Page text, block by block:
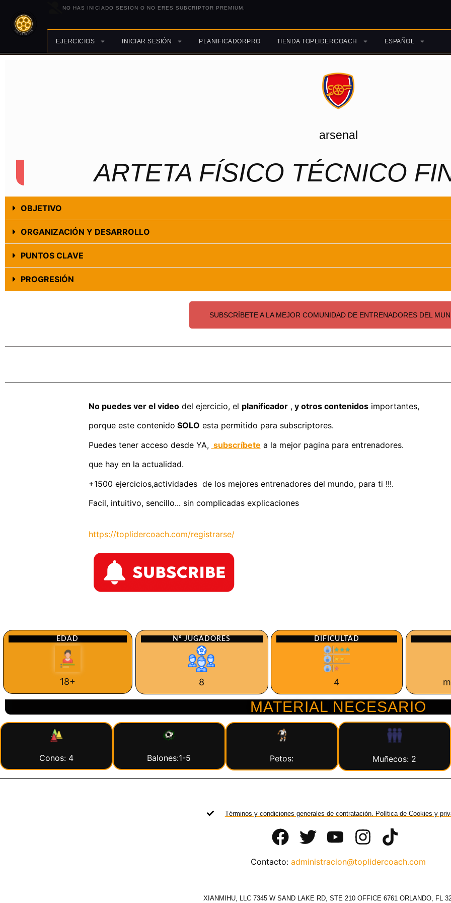
NO HAS INICIADO SESION O NO ERES SUBCRIPTOR PREMIUM.
EJERCICIOS INICIAR SESIÓN PLANIFICADORPRO TIENDA TOPLIDERCOACH ESPAÑOL
arsenal
ARTETA FÍSICO TÉCNICO
OBJETIVO
ORGANIZACIÓN Y DESARROLLO
PUNTOS CLAVE
PROGRESIÓN
SUBSCRÍBETE A LA MEJOR COMUNIDAD DE ENTRENADORES DEL
No puedes ver el videodel ejercicio, el planificador,y otros contenidosimportantes,
porque este contenido SOLO esta permitido para subscriptores.
Puedes tener acceso desde YA, subscríbete a la mejor pagina para entrenadores.
que hay en la actualidad.
+1500 ejercicios,actividades de los mejores entrenadores del mundo, para ti !!!.
Facil, intuitivo, sencillo... sin complicadas explicaciones
https://toplidercoach.com/registrarse/
EDAD
18+
Nº JUGADORES
8
DIFICULTAD
4
MATERIAL NECESARIO
Conos: 4 Balones:1-5 Petos: Muñecos: 2
Términos y condiciones generales de contratación. Política de Cookies y
Contacto: administracion@toplidercoach.com
XIANMIHU, LLC 7345 W SAND LAKE RD, STE 210 OFFICE 6761 ORLANDO, FL